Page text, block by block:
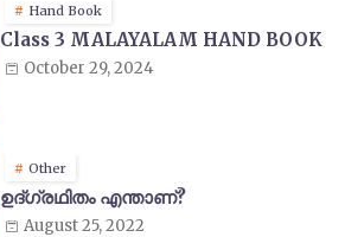
Hand Book
Class 3 MALAYALAM HAND BOOK
October 29, 2024
Other
ഉദ്ഗ്രഥിതം എന്താണ്?
August 25, 2022